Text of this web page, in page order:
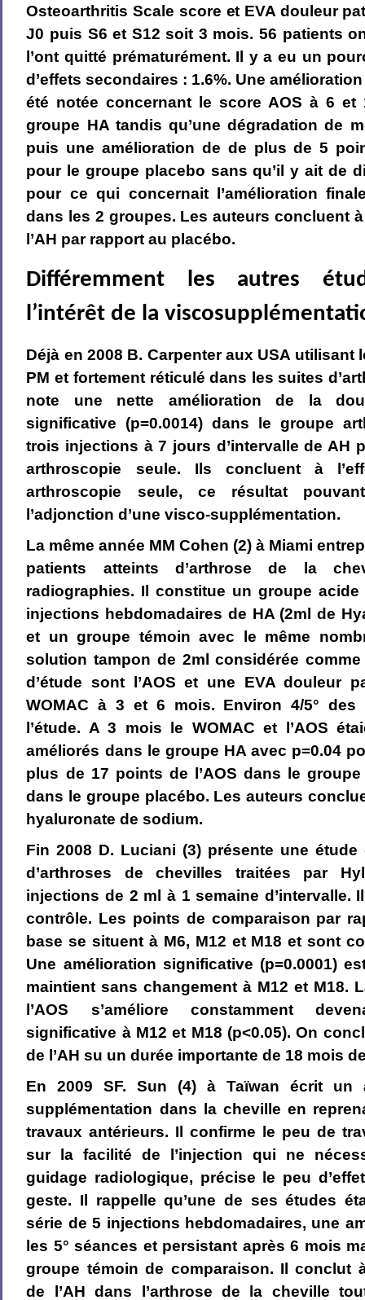
Osteoarthritis Scale score et EVA douleur
J0 puis S6 et S12 soit 3 mois. 56 patients
l’ont quitté prématurément. Il y a eu un
d’effets secondaires : 1.6%. Une
été notée concernant le score AOS à 6 et
groupe HA tandis qu’une dégradation de
puis une amélioration de de plus de 5
pour le groupe placebo sans qu’il y ait de
pour ce qui concernait l’amélioration
dans les 2 groupes. Les auteurs concluent
l’AH par rapport au placébo.
Différemment les autres
l’intérêt de la
Déjà en 2008 B. Carpenter aux USA utilisant
PM et fortement réticulé dans les suites
note une nette amélioration de la
significative (p=0.0014) dans le groupe
trois injections à 7 jours d’intervalle de AH
arthroscopie seule. Ils concluent à
arthroscopie seule, ce résultat
l’adjonction d’une visco-supplémentation.
La même année MM Cohen (2) à Miami
patients atteints d’arthrose de la
radiographies. Il constitue un groupe
injections hebdomadaires de HA (2ml de
et un groupe témoin avec le même
solution tampon de 2ml considérée
d’étude sont l’AOS et une EVA douleur
WOMAC à 3 et 6 mois. Environ 4/5° des
l’étude. A 3 mois le WOMAC et l’AOS
améliorés dans le groupe HA avec p=0.04
plus de 17 points de l’AOS dans le
dans le groupe placébo. Les auteurs
hyaluronate de sodium.
Fin 2008 D. Luciani (3) présente une
d’arthroses de chevilles traitées par
injections de 2 ml à 1 semaine d’intervalle.
contrôle. Les points de comparaison par
base se situent à M6, M12 et M18 et sont
Une amélioration significative (p=0.0001)
maintient sans changement à M12 et M18.
l’AOS s’améliore constamment
significative à M12 et M18 (p<0.05). On
de l’AH su un durée importante de 18 mois
En 2009 SF. Sun (4) à Taïwan écrit un
supplémentation dans la cheville en
travaux antérieurs. Il confirme le peu de
sur la facilité de l’injection qui ne
guidage radiologique, précise le peu
geste. Il rappelle qu’une de ses études
série de 5 injections hebdomadaires, une
les 5° séances et persistant après 6 mois
groupe témoin de comparaison. Il conclut
de l’AH dans l’arthrose de la cheville